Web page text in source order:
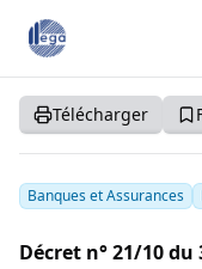
Accueil
S'abonner
S'inscrire
Télécharger
Banques et Assurances
Décret n° 21/10